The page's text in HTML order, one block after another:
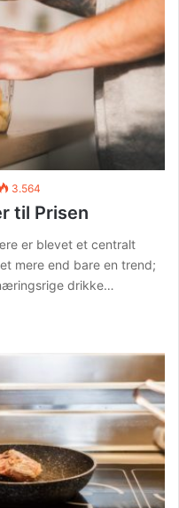
3.564
til Prisen
er blevet et centralt
mere end bare en trend;
drikke…